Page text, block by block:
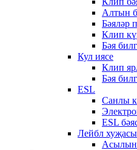
Алтын
Бәяләр
Клип
Бәя
Кул иясе
Клип
Бәя
ESL
Санлы
ESL
Лейбл хуҗасы